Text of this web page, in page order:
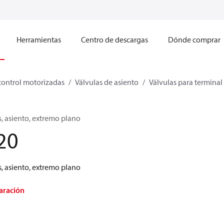
Herramientas Centro de descargas Dónde comprar
motorizadas Válvulas de asiento Válvulas para
asiento, extremo plano
asiento, extremo plano